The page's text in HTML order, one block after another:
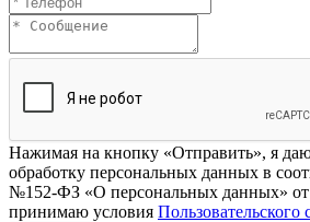
Нажимая на кнопку «Отправить», я даю
обработку персональных данных в
№152-ФЗ «О персональных данных» от
принимаю условия Пользовательского